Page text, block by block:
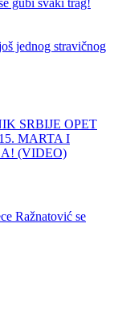
jednog stravičnog
SRBIJE OPET
MARTA I
(VIDEO)
Ražnatović se